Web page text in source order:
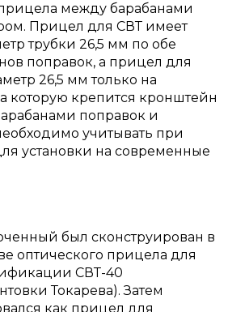
между барабанами
Прицел для СВТ имеет
трубки 26,5 мм по обе
поправок, а прицел для
26,5 мм только на
которую крепится кронштейн
поправок и
учитывать при
установки на современные
был сконструирован в
оптического прицела для
СВТ-40
Токарева). Затем
как прицел для